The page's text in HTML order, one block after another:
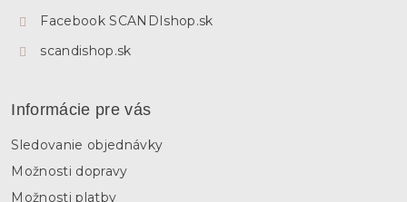
Facebook SCANDIshop.sk
scandishop.sk
Informácie pre vás
Sledovanie objednávky
Možnosti dopravy
Možnosti platby